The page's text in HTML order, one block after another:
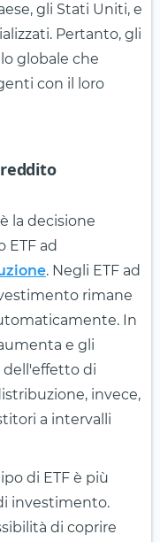
gli Stati Uniti, e
Pertanto, gli
globale che
con il loro
la decisione
ETF ad
. Negli ETF ad
rimane
In
e gli
dell'effetto di
invece,
a intervalli
di ETF è più
investimento.
di coprire